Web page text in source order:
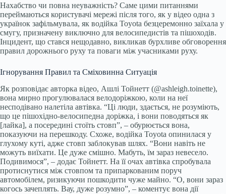
Нахабство чи повна неуважність? Саме цими питаннями
переймаються користувачі мережі після того, як у відео одна з
українок зафільмувала, як водійка Toyota безцеремонно заїхала у
смугу, призначену виключно для велосипедистів та пішоходів.
Інцидент, що стався нещодавно, викликав бурхливе обговорення
правил дорожнього руху та поваги між учасниками руху.
Ігнорування Правил та Сміховинна Ситуація
Як розповідає авторка відео, Ашлі Тойнетт (@ashleigh.toinette),
вона мирно прогулювалася велодоріжкою, коли на неї
несподівано налетіла автівка. “Ці люди, здається, не розуміють,
що це пішохідно-велосипедна доріжка, і вони поводяться як
[лайка], а посередині стоїть стовп”, – обурюється вона,
показуючи на перешкоду. Схоже, водійка Toyota опинилася у
глухому куті, адже стовп заблокував шлях. “Вони навіть не
можуть виїхати. Це дуже смішно. Мабуть, їм зараз невесело.
Подивимося”, – додає Тойнетт. На її очах автівка спробувала
протиснутися між стовпом та припаркованим поруч
автомобілем, ризикуючи пошкодити чуже майно. “О, вони зараз
когось зачеплять. Вау, дуже розумно”, – коментує вона дії